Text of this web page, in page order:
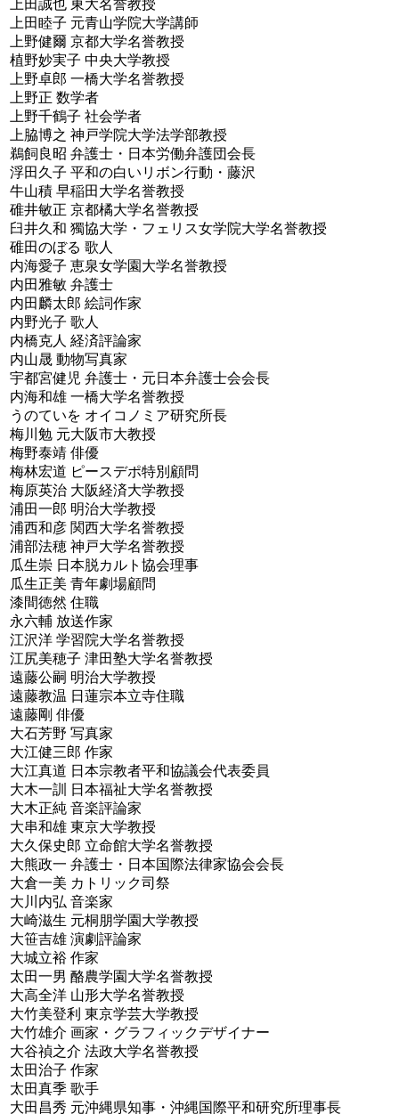
上田誠也 東大名誉教授
上田睦子 元青山学院大学講師
上野健爾 京都大学名誉教授
植野妙実子 中央大学教授
上野卓郎 一橋大学名誉教授
上野正 数学者
上野千鶴子 社会学者
上脇博之 神戸学院大学法学部教授
鵜飼良昭 弁護士・日本労働弁護団会長
浮田久子 平和の白いリボン行動・藤沢
牛山積 早稲田大学名誉教授
碓井敏正 京都橘大学名誉教授
臼井久和 獨協大学・フェリス女学院大学名誉教授
碓田のぼる 歌人
内海愛子 恵泉女学園大学名誉教授
内田雅敏 弁護士
内田麟太郎 絵詞作家
内野光子 歌人
内橋克人 経済評論家
内山晟 動物写真家
宇都宮健児 弁護士・元日本弁護士会会長
内海和雄 一橋大学名誉教授
うのていを オイコノミア研究所長
梅川勉 元大阪市大教授
梅野泰靖 俳優
梅林宏道 ピースデポ特別顧問
梅原英治 大阪経済大学教授
浦田一郎 明治大学教授
浦西和彦 関西大学名誉教授
浦部法穂 神戸大学名誉教授
瓜生崇 日本脱カルト協会理事
瓜生正美 青年劇場顧問
漆間徳然 住職
永六輔 放送作家
江沢洋 学習院大学名誉教授
江尻美穂子 津田塾大学名誉教授
遠藤公嗣 明治大学教授
遠藤教温 日蓮宗本立寺住職
遠藤剛 俳優
大石芳野 写真家
大江健三郎 作家
大江真道 日本宗教者平和協議会代表委員
大木一訓 日本福祉大学名誉教授
大木正純 音楽評論家
大串和雄 東京大学教授
大久保史郎 立命館大学名誉教授
大熊政一 弁護士・日本国際法律家協会会長
大倉一美 カトリック司祭
大川内弘 音楽家
大崎滋生 元桐朋学園大学教授
大笹吉雄 演劇評論家
大城立裕 作家
太田一男 酪農学園大学名誉教授
大高全洋 山形大学名誉教授
大竹美登利 東京学芸大学教授
大竹雄介 画家・グラフィックデザイナー
大谷禎之介 法政大学名誉教授
太田治子 作家
太田真季 歌手
大田昌秀 元沖縄県知事・沖縄国際平和研究所理事長